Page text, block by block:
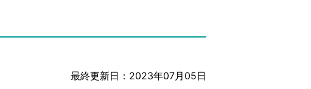
最終更新日：2023年07月05日